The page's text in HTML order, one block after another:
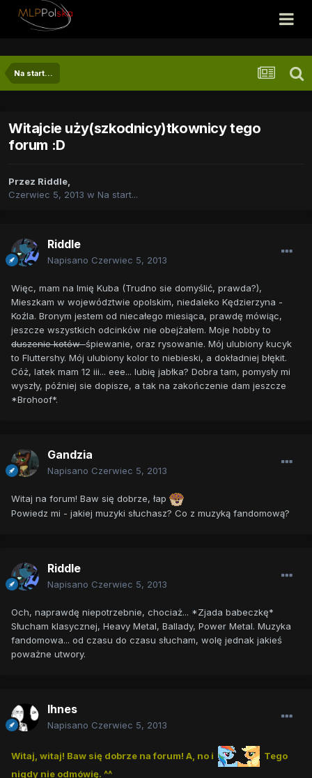
Na start...
Witajcie uży(szkodnicy)tkownicy tego
forum :D
Przez Riddle,
Czerwiec 5, 2013 w Na start...
Riddle
Napisano Czerwiec 5, 2013
Więc, mam na Imię Kuba (Trudno sie domyślić, prawda?),
Mieszkam w województwie opolskim, niedaleko Kędzierzyna -
Koźla. Bronym jestem od niecałego miesiąca, prawdę mówiąc,
jeszcze wszystkich odcinków nie obejżałem. Moje hobby to
duszenie kotówśpiewanie, oraz rysowanie. Mój ulubiony kucyk
to Fluttershy. Mój ulubiony kolor to niebieski, a dokładniej błękit.
Cóż, latek mam 12 iii... eee... lubię jabłka? Dobra tam, pomysły mi
wyszły, później sie dopisze, a tak na zakończenie dam jeszcze
*Brohoof*.
Gandzia
Napisano Czerwiec 5, 2013
Witaj na forum! Baw się dobrze, łap
Powiedz mi - jakiej muzyki słuchasz? Co z muzyką fandomową?
Riddle
Napisano Czerwiec 5, 2013
Och, naprawdę niepotrzebnie, chociaż... *Zjada babeczkę*
Słucham klasycznej, Heavy Metal, Ballady, Power Metal. Muzyka
fandomowa... od czasu do czasu słucham, wolę jednak jakieś
poważne utwory.
Ihnes
Napisano Czerwiec 5, 2013
Witaj, witaj! Baw się dobrze na forum! A, no i
Tego
nigdy nie odmówię. ^^